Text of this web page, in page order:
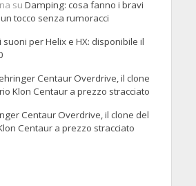
su Damping: cosa fanno i bravi
tocco senza rumoracci
suoni per Helix e HX: disponibile il
Centaur Overdrive, il clone
Klon Centaur a prezzo stracciato
Centaur Overdrive, il clone del
Centaur a prezzo stracciato